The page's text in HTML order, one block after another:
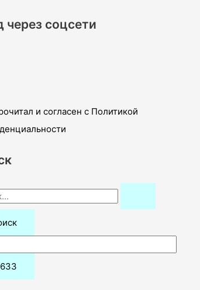
через соцсети
и согласен с Политикой